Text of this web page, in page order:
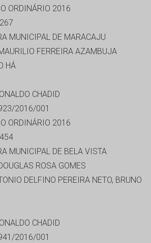
ORDINÁRIO 2016
MUNICIPAL DE MARACAJU
FERREIRA AZAMBUJA
HÁ
CHADID
2016/001
ORDINÁRIO 2016
MUNICIPAL DE BELA VISTA
ROSA GOMES
DELFINO PEREIRA NETO, BRUNO
CHADID
2016/001